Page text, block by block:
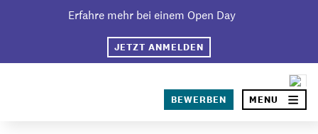
Erfahre mehr bei einem Open Day
JETZT ANMELDEN
BEWERBEN MENU